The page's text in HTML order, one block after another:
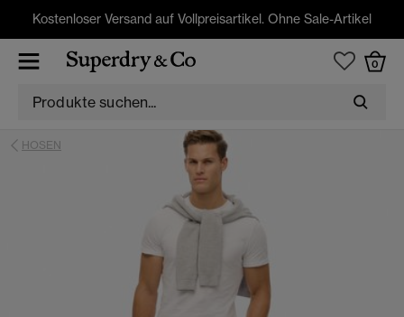
Kostenloser Versand auf Vollpreisartikel. Ohne Sale-Artikel
0
HOSEN